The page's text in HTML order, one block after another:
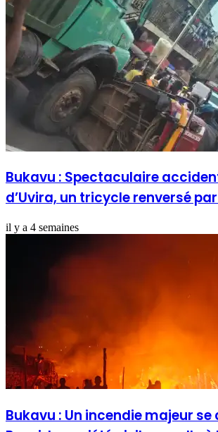
Bukavu : Spectaculaire
d’Uvira, un tricycle renversé
il y a 4 semaines
Bukavu : Un incendie majeur se